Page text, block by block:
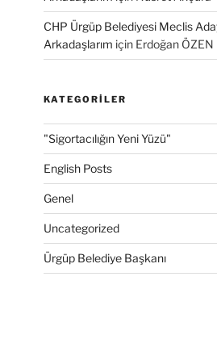
CHP Ürgüp Belediyesi Meclis
Arkadaşlarım için Erdoğan ÖZEN
KATEGORILER
"Sigortacılığın Yeni Yüzü"
English Posts
Genel
Uncategorized
Ürgüp Belediye Başkanı